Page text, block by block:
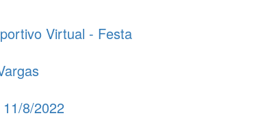
Virtual - Festa
8/2022